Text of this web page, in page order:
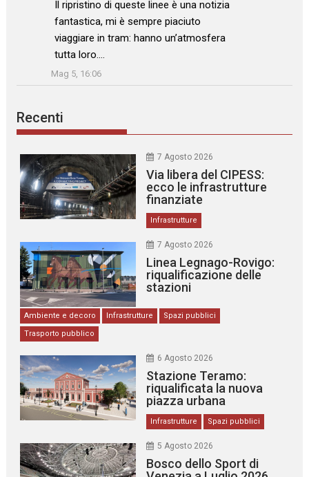
Il ripristino di queste linee è una notizia
fantastica, mi è sempre piaciuto
viaggiare in tram: hanno un’atmosfera
tutta loro.…
”
Mag 5, 16:06
Recenti
7 Agosto 2026
Via libera del CIPESS:
ecco le infrastrutture
finanziate
Infrastrutture
7 Agosto 2026
Linea Legnago-Rovigo:
riqualificazione delle
stazioni
Ambiente e decoro Infrastrutture
Spazi pubblici
Trasporto pubblico
6 Agosto 2026
Stazione Teramo:
riqualificata la nuova
piazza urbana
Infrastrutture Spazi pubblici
5 Agosto 2026
Bosco dello Sport di